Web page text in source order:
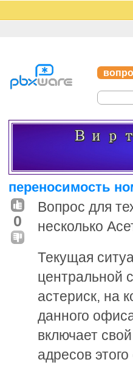
переносимость
0
Вопрос для
несколько
Текущая
центральной
астериск, на
данного
включает
адресов